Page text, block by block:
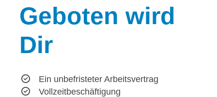
Geboten wird
Dir
Ein unbefristeter Arbeitsvertrag
Vollzeitbeschäftigung